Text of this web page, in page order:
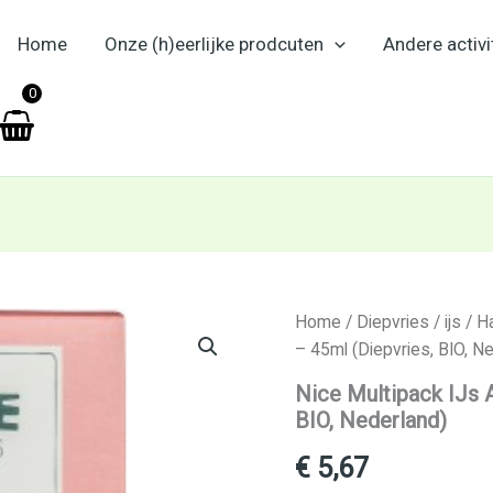
Home Onze (h)eerlijke prodcuten Andere
0
Home / Diepvries / ijs /
– 45ml (Diepvries, BIO,
Nice Multipack IJs
BIO, Nederland)
€5,67
Nice
Multipack
Aardbei
Slagroom
–
(Diepvries,